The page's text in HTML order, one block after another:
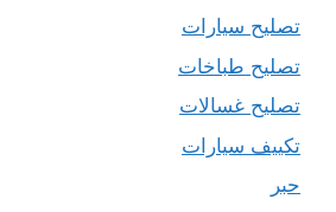
تصليح سيارات
تصليح طباخات
تصليح غسالات
تكييف سيارات
حبر